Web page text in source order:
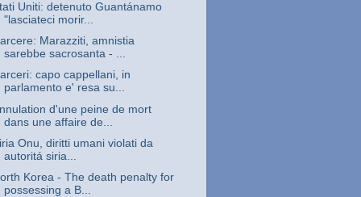
Uniti: detenuto Guantánamo
"lasciateci morir...
Marazziti, amnistia
sarebbe sacrosanta - ...
capo cappellani, in
parlamento e' resa su...
d'une peine de mort
dans une affaire de...
Onu, diritti umani violati da
autoritá siria...
Korea - The death penalty for
possessing a B...